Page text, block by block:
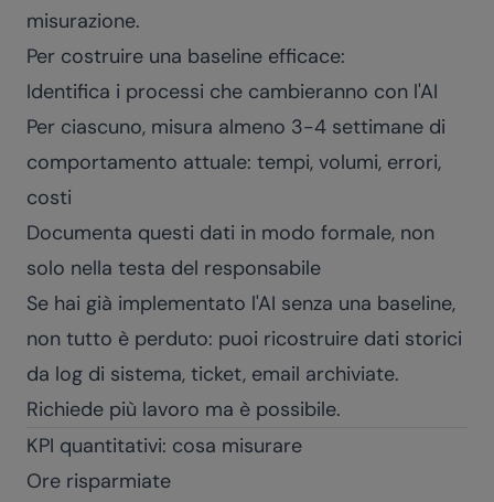
misurazione.
Per costruire una baseline efficace:
Identifica i processi che cambieranno con l'AI
Per ciascuno, misura almeno 3-4 settimane di
comportamento attuale: tempi, volumi, errori,
costi
Documenta questi dati in modo formale, non
solo nella testa del responsabile
Se hai già implementato l'AI senza una baseline,
non tutto è perduto: puoi ricostruire dati storici
da log di sistema, ticket, email archiviate.
Richiede più lavoro ma è possibile.
KPI quantitativi: cosa misurare
Ore risparmiate